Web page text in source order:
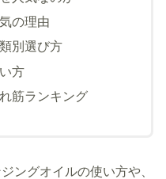
の理由
別選び方
方
筋ランキング
ングオイルの使い方や、